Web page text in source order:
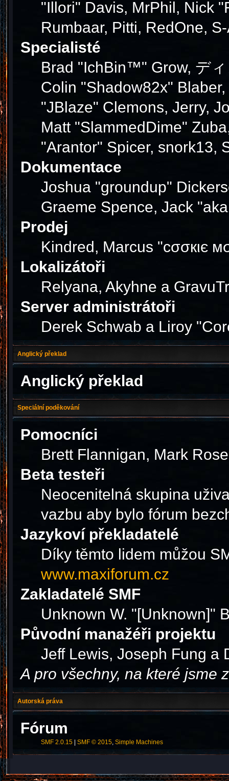
"Illori" Davis, MrPhil, Nick
Rumbaar, Pitti, RedOne,
Specialisté
Brad "IchBin™" Grow, デ
Colin "Shadow82x"
"JBlaze" Clemons, Jerry,
Matt "SlammedDime"
"Arantor" Spicer, snork13,
Dokumentace
Joshua "groundup"
Graeme Spence, Jack
Prodej
Kindred, Marcus "cσσкιє
Lokalizátoři
Relyana, Akyhne a
Server administrátoři
Derek Schwab a Liroy
Anglický překlad
Anglický překlad
Speciální poděkování
Pomocníci
Brett Flannigan, Mark
Beta testeři
Neocenitelná skupina
vazbu aby bylo fórum
Jazykoví překladatelé
Díky těmto lidem můžou
www.maxiforum.cz
Zakladatelé SMF
Unknown W. "[Unknown]"
Původní manažéři projektu
Jeff Lewis, Joseph Fung a
A pro všechny, na které jsme
Autorská práva
Fórum
SMF 2.0.15| SMF © 2015, Simple Machines